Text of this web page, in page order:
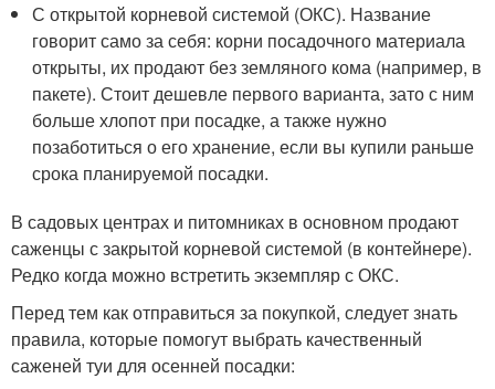
С открытой корневой системой (ОКС). Название
говорит само за себя: корни посадочного материала
открыты, их продают без земляного кома (например, в
пакете). Стоит дешевле первого варианта, зато с ним
больше хлопот при посадке, а также нужно
позаботиться о его хранение, если вы купили раньше
срока планируемой посадки.
В садовых центрах и питомниках в основном продают
саженцы с закрытой корневой системой (в контейнере).
Редко когда можно встретить экземпляр с ОКС.
Перед тем как отправиться за покупкой, следует знать
правила, которые помогут выбрать качественный
саженей туи для осенней посадки: